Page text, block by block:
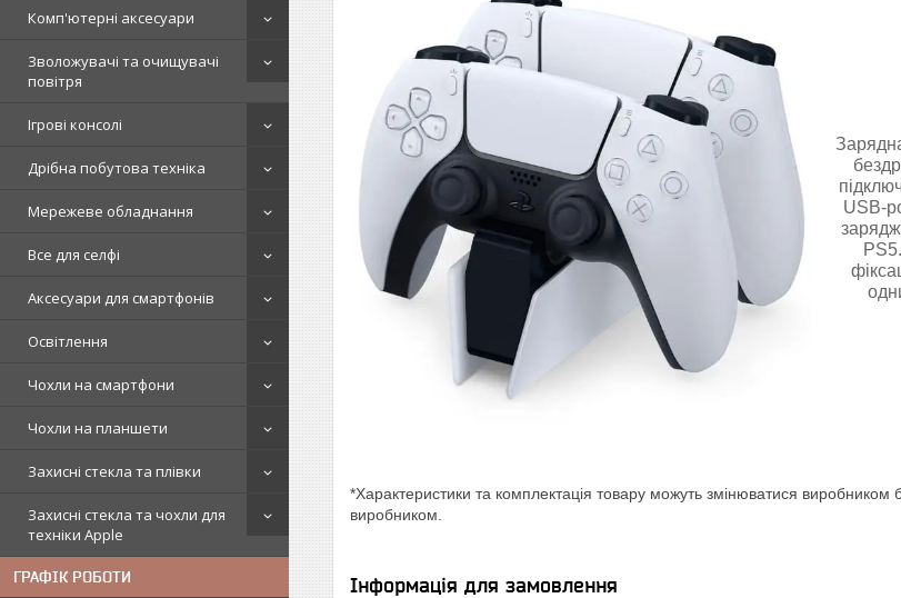
Комп'ютерні аксесуари
Зволожувачі та очищувачі
повітря
Ігрові консолі
Дрібна побутова техніка
Мережеве обладнання
Все для селфі
Аксесуари для смартфонів
Освітлення
Чохли на смартфони
Чохли на планшети
Захисні стекла та плівки
Захисні стекла та чохли для
техніки Apple
ГРАФІК РОБОТИ
USB-
*Характеристики та комплектація товару можуть змінюватися
виробником.
Інформація для замовлення